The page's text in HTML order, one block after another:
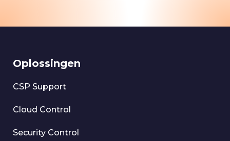
Oplossingen
CSP Support
Cloud Control
Security Control